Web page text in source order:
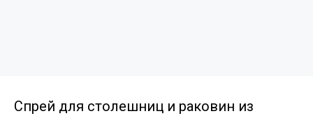
Спрей для столешниц и раковин из